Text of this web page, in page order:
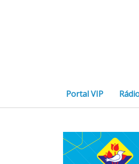
Portal VIP